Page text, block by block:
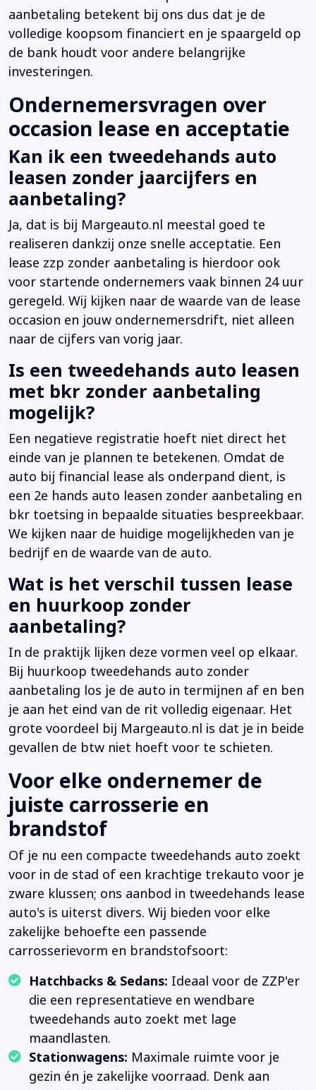
aanbetaling betekent bij ons dus dat je de
volledige koopsom financiert en je spaargeld op
de bank houdt voor andere belangrijke
investeringen.
Ondernemersvragen over
occasion lease en acceptatie
Kan ik een tweedehands auto
leasen zonder jaarcijfers en
aanbetaling?
Ja, dat is bij Margeauto.nl meestal goed te
realiseren dankzij onze snelle acceptatie. Een
lease zzp zonder aanbetaling is hierdoor ook
voor startende ondernemers vaak binnen 24 uur
geregeld. Wij kijken naar de waarde van de lease
occasion en jouw ondernemersdrift, niet alleen
naar de cijfers van vorig jaar.
Is een tweedehands auto leasen
met bkr zonder aanbetaling
mogelijk?
Een negatieve registratie hoeft niet direct het
einde van je plannen te betekenen. Omdat de
auto bij financial lease als onderpand dient, is
een 2e hands auto leasen zonder aanbetaling en
bkr toetsing in bepaalde situaties bespreekbaar.
We kijken naar de huidige mogelijkheden van je
bedrijf en de waarde van de auto.
Wat is het verschil tussen lease
en huurkoop zonder
aanbetaling?
In de praktijk lijken deze vormen veel op elkaar.
Bij huurkoop tweedehands auto zonder
aanbetaling los je de auto in termijnen af en ben
je aan het eind van de rit volledig eigenaar. Het
grote voordeel bij Margeauto.nl is dat je in beide
gevallen de btw niet hoeft voor te schieten.
Voor elke ondernemer de
juiste carrosserie en
brandstof
Of je nu een compacte tweedehands auto zoekt
voor in de stad of een krachtige trekauto voor je
zware klussen; ons aanbod in tweedehands lease
auto's is uiterst divers. Wij bieden voor elke
zakelijke behoefte een passende
carrosserievorm en brandstofsoort:
Hatchbacks & Sedans: Ideaal voor de ZZP'er
die een representatieve en wendbare
tweedehands auto zoekt met lage
maandlasten.
Stationwagens: Maximale ruimte voor je
gezin én je zakelijke voorraad. Denk aan